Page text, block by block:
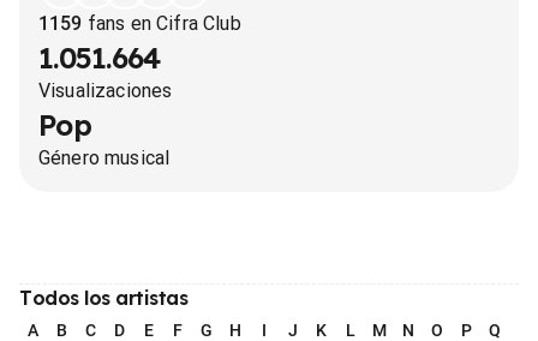
1159 fans en Cifra Club
1.051.664
Visualizaciones
Pop
Género musical
Todos los artistas
A B C D E F G H I J K L M N O P Q